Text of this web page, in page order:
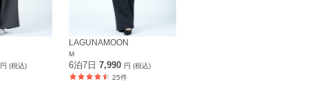
円 (税込)
LAGUNAMOON
M
6泊7日 7,990 円 (税込)
25件